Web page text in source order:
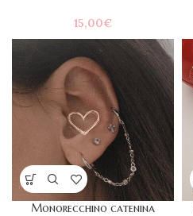
15,00€
Monorecchino catenina